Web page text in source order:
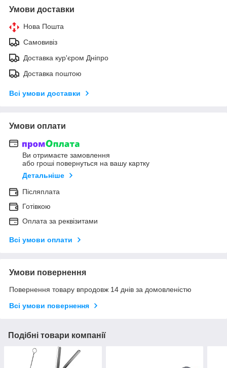
Умови доставки
Нова Пошта
Самовивіз
Доставка кур'єром Дніпро
Доставка поштою
Всі умови доставки
Умови оплати
Ви отримаєте замовлення
або гроші повернуться на вашу картку
Детальніше
Післяплата
Готівкою
Оплата за реквізитами
Всі умови оплати
Умови повернення
Повернення товару впродовж 14 днів за домовленістю
Всі умови повернення
Подібні товари компанії